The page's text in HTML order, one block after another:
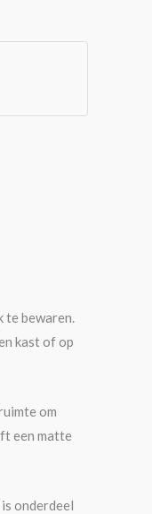
te bewaren.
kast of op
om
een matte
onderdeel